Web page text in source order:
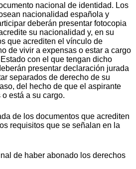
nacional de identidad. Los
nacionalidad española y
deberán presentar fotocopia
su nacionalidad y, en su
que acrediten el vínculo de
de vivir a expensas o estar a cargo
con el que tengan dicho
presentar declaración jurada
separados de derecho de su
del hecho de que el aspirante
está a su cargo.
de los documentos que acrediten
requisitos que se señalan en la
de haber abonado los derechos